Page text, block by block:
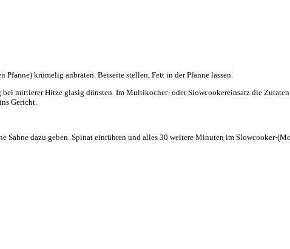
krümelig anbraten. Beiseite stellen, Fett in der Pfanne lassen.
mittlerer Hitze glasig dünsten. Im Multikocher- oder Slowcookereinsatz die
Gericht.
Sahne dazu geben. Spinat einrühren und alles 30 weitere Minuten im Slowcooker-